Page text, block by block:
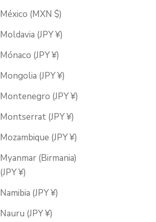
México (MXN $)
Moldavia (JPY ¥)
Mónaco (JPY ¥)
Mongolia (JPY ¥)
Montenegro (JPY ¥)
Montserrat (JPY ¥)
Mozambique (JPY ¥)
Myanmar (Birmania)
(JPY ¥)
Namibia (JPY ¥)
Nauru (JPY ¥)